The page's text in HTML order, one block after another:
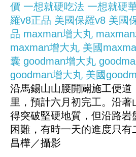
價 一想就硬吃法 一想就硬
羅v8正品 美國保羅v8 美國
品 maxman增大丸
maxman增大丸 美國
囊 goodman增大丸
goodman增大丸 美國
沿馬錫山山腰開闢施工便道
里，預計六月初完工。沿
得突破堅硬地質，但沿路岩
困難，有時一天的進度只
昌樺／攝影